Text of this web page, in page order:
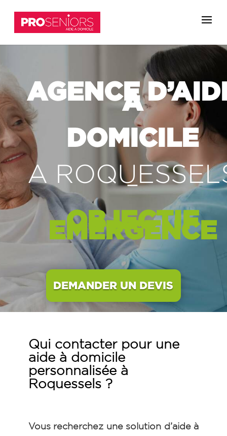
AGENCE
A
DOMICILE
A –
OBJECTIF
EMERGENCE
DEMANDER UN DEVIS
Qui contacter pour une
aide à domicile
personnalisée à
Roquessels ?
Vous recherchez une solution d’aide à